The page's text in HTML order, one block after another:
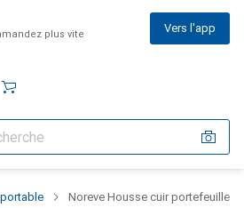
plus vite Vers l'app
Noreve Housse cuir portefeuille